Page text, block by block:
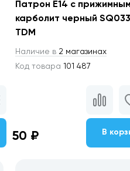
Патрон Е14 с
карболит черный
TDM
Наличие в 2 магазинах
Код товара 101 487
50 ₽ В